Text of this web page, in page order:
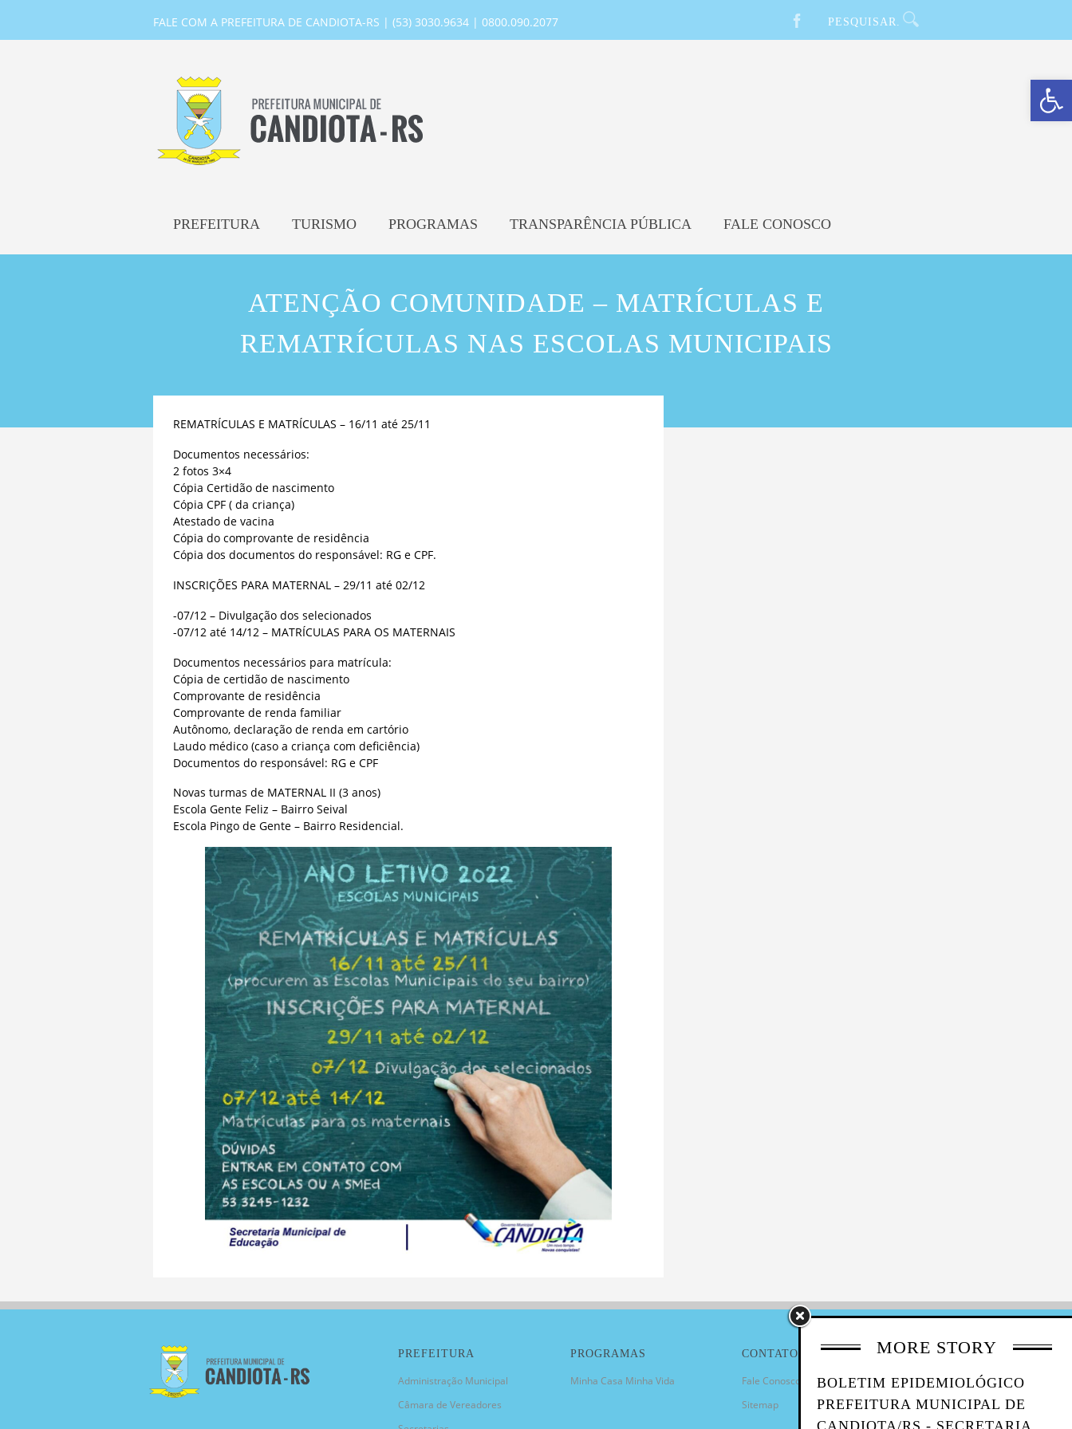
Barra de Ferramentas Aberta
FALE COM A PREFEITURA DE CANDIOTA-RS | (53) 3030.9634 | 0800.090.2077
PREFEITURA TURISMO PROGRAMAS TRANSPARÊNCIA PÚBLICA FALE CONOSCO
ATENÇÃO COMUNIDADE – MATRÍCULAS E
REMATRÍCULAS NAS ESCOLAS MUNICIPAIS
REMATRÍCULAS E MATRÍCULAS – 16/11 até 25/11
Documentos necessários:
2 fotos 3×4
Cópia Certidão de nascimento
Cópia CPF ( da criança)
Atestado de vacina
Cópia do comprovante de residência
Cópia dos documentos do responsável: RG e CPF.
INSCRIÇÕES PARA MATERNAL – 29/11 até 02/12
-07/12 – Divulgação dos selecionados
-07/12 até 14/12 – MATRÍCULAS PARA OS MATERNAIS
Documentos necessários para matrícula:
Cópia de certidão de nascimento
Comprovante de residência
Comprovante de renda familiar
Autônomo, declaração de renda em cartório
Laudo médico (caso a criança com deficiência)
Documentos do responsável: RG e CPF
Novas turmas de MATERNAL II (3 anos)
Escola Gente Feliz – Bairro Seival
Escola Pingo de Gente – Bairro Residencial.
MORE STORY
BOLETIM EPIDEMIOLÓGICO
PREFEITURA MUNICIPAL DE
CANDIOTA/RS - SECRETARIA
PREFEITURA
Administração Municipal
Câmara de Vereadores
PROGRAMAS
Minha Casa Minha Vida
CONTATO
Fale Conosco
Sitemap